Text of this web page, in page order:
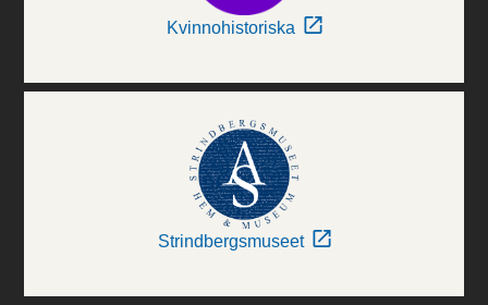
Kvinnohistoriska
Strindbergsmuseet